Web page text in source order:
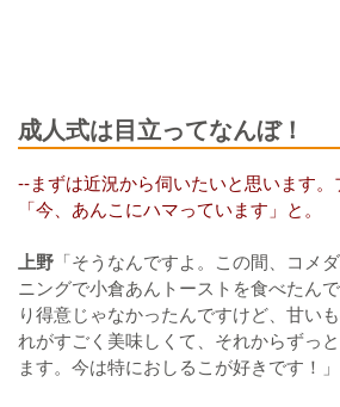
成人式は目立ってなんぼ！
--まずは近況から伺いたいと思います
「今、あんこにハマっています」と。
上野 「そうなんですよ。この間、コメ
ニングで小倉あんトーストを食べたん
り得意じゃなかったんですけど、甘い
れがすごく美味しくて、それからずっ
ます。今は特におしるこが好きです！」